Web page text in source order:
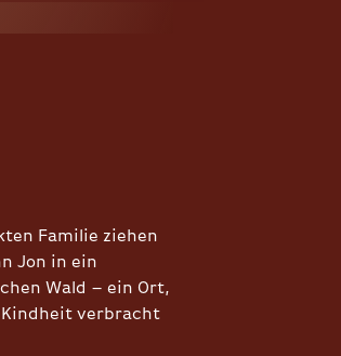
Familie ziehen
Jon in ein
Wald – ein Ort,
Kindheit verbracht